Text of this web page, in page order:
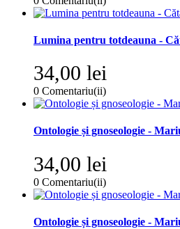
Lumina pentru totdeauna -
34,00 lei
0 Comentariu(ii)
Ontologie și gnoseologie -
34,00 lei
0 Comentariu(ii)
Ontologie și gnoseologie -